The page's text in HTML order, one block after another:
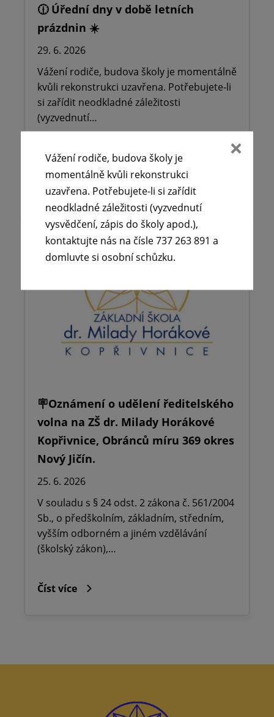
🕧 Úřední dny v době letních
prázdnin ☀️
29. 6. 2026
Vážení rodiče, budova školy je momentálně
kvůli rekonstrukci uzavřena. Potřebujete-li
si zařídit neodkladné záležitosti
(vyzvednutí…
Číst více
🪧Oznámení o udělení ředitelského
volna na ZŠ dr. Milady Horákové
Kopřivnice, Obránců míru 369 okres
Nový Jičín.
25. 6. 2026
V souladu s § 24 odst. 2 zákona č. 561/2004
Sb., o předškolním, základním, středním,
vyšším odborném a jiném vzdělávání
(školský zákon),…
Číst více
Vážení rodiče, budova školy je
momentálně kvůli rekonstrukci
uzavřena. Potřebujete-li si zařídit
neodkladné záležitosti (vyzvednutí
vysvědčení, zápis do školy apod.),
kontaktujte nás na čísle 737 263 891 a
domluvte si osobní schůzku.